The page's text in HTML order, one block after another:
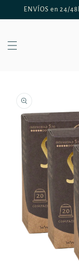
directamente
al contenido
ENVÍOS en 24/
a la
información
del producto